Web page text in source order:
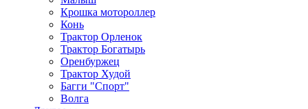
Крошка мотороллер
Конь
Трактор Орленок
Трактор Богатырь
Оренбуржец
Трактор Худой
Багги "Спорт"
Волга